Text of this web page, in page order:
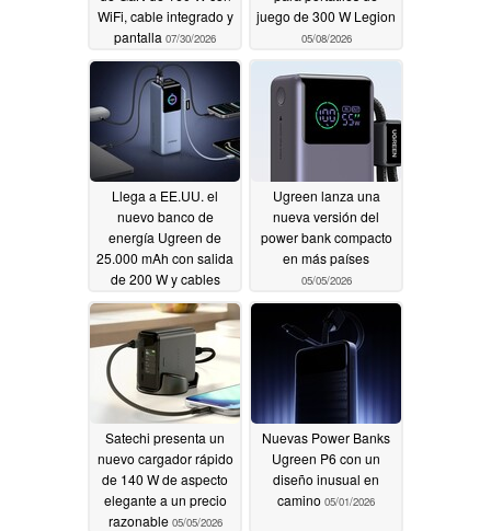
WiFi, cable integrado y
pantalla 07/30/2026
juego de 300 W Legion
05/08/2026
Llega a EE.UU. el
nuevo banco de
energía Ugreen de
25.000 mAh con salida
de 200 W y cables
integrados05/08/2026
Ugreen lanza una
nueva versión del
power bank compacto
en más países
05/05/2026
Satechi presenta un
nuevo cargador rápido
de 140 W de aspecto
elegante a un precio
razonable 05/05/2026
Nuevas Power Banks
Ugreen P6 con un
diseño inusual en
camino 05/01/2026